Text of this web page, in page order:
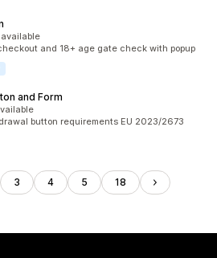
and 18+ age gate check with popup
and Form
button requirements EU 2023/2673
3 4 5 18